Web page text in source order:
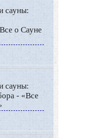
сауны:
о Сауне
сауны:
- «Все